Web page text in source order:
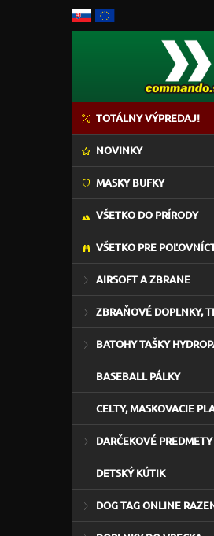
TOTÁLNY VÝPREDAJ!
NOVINKY
MASKY BUFKY
VŠETKO DO PRÍRODY
VŠETKO PRE
AIRSOFT A ZBRANE
ZBRAŇOVÉ DOPLNKY,
BATOHY TAŠKY
BASEBALL PÁLKY
CELTY, MASKOVACIE
DARČEKOVÉ PREDMETY
DETSKÝ KÚTIK
DOG TAG ONLINE